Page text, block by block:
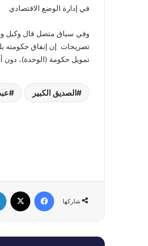
في إدارة الوضع الاقتصادي
وفي سياق متصل قال وكيل
تمويل حكومة (الوحدة)، دون
الصديق الكبير
شاركها
فيسبوك